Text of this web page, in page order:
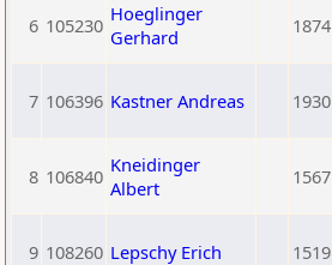
6 105230 Hoeglinger
Gerhard
1874
7 106396 Kastner Andreas 1930
8 106840 Kneidinger
Albert
1567
9 108260 Lepschy Erich 1519